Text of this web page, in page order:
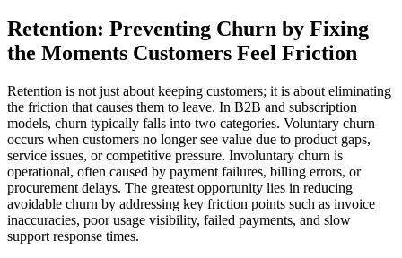
Retention: Preventing Churn by Fixing
the Moments Customers Feel Friction
Retention is not just about keeping customers; it is about eliminating
the friction that causes them to leave. In B2B and subscription
models, churn typically falls into two categories. Voluntary churn
occurs when customers no longer see value due to product gaps,
service issues, or competitive pressure. Involuntary churn is
operational, often caused by payment failures, billing errors, or
procurement delays. The greatest opportunity lies in reducing
avoidable churn by addressing key friction points such as invoice
inaccuracies, poor usage visibility, failed payments, and slow
support response times.